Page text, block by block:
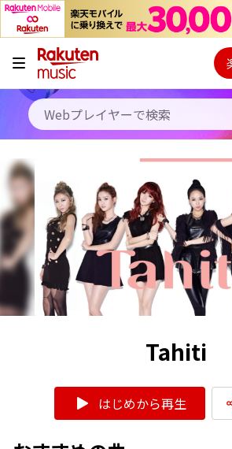
キャンペーン
料金プラン
使い方
初回30日間無料お試し
ご契
Tahiti
はじめから再生